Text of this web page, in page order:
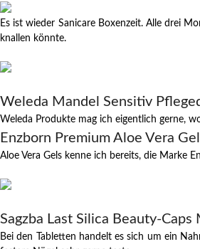
Es ist wieder Sanicare Boxenzeit. Alle drei
knallen könnte.
Weleda Mandel Sensitiv
Weleda Produkte mag ich eigentlich gerne,
Enzborn Premium Aloe Vera
Aloe Vera Gels kenne ich bereits, die Marke
Sagzba Last Silica Beauty-
Bei den Tabletten handelt es sich um ein